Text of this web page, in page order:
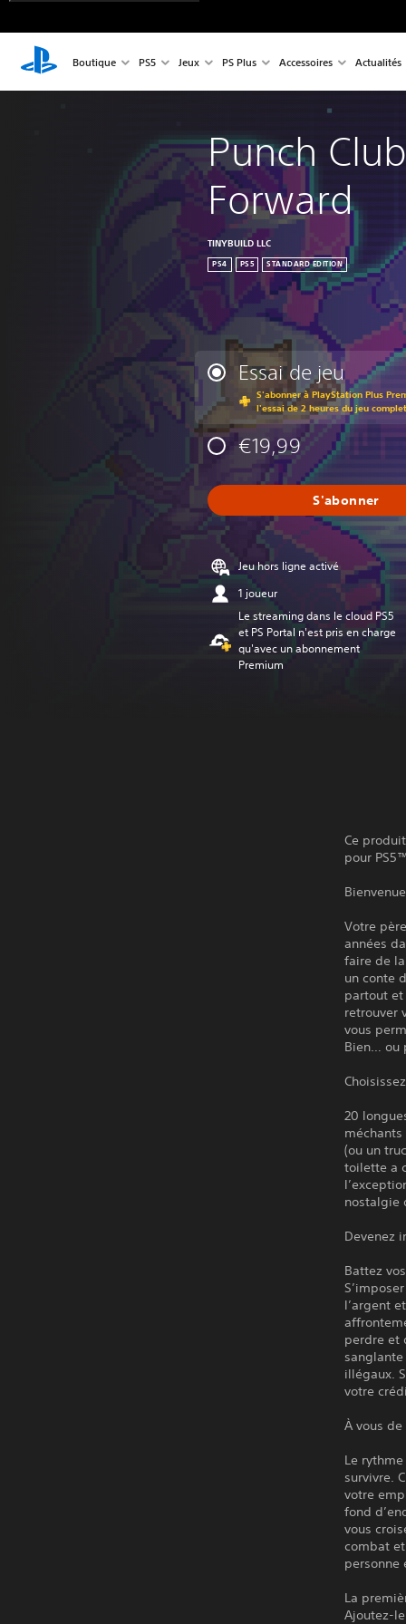
Boutique PS5 Jeux PS Plus Accessoires Actualités
Punch
Forward
TINYBUILD LLC
PS4 PS5 STANDARD EDITION
Essai de jeu
S'abonner à PlayStation Plus
l'essai de 2 heures du jeu complet
€19,99
S'abonner
Jeu hors ligne activé
1 joueur
Le streaming dans le cloud PS5
et PS Portal n'est pris en charge
qu'avec un abonnement
Premium
Ce
pour
Votre
années
faire de
un conte
partout
retrouver
vous
Bien… ou
20
(ou un
toilette a
nostalgie
Devenez
Battez
l’argent
perdre et
illégaux.
votre
À vous
Le
survivre.
votre
fond
vous
combat
personne
La
Ajoutez-